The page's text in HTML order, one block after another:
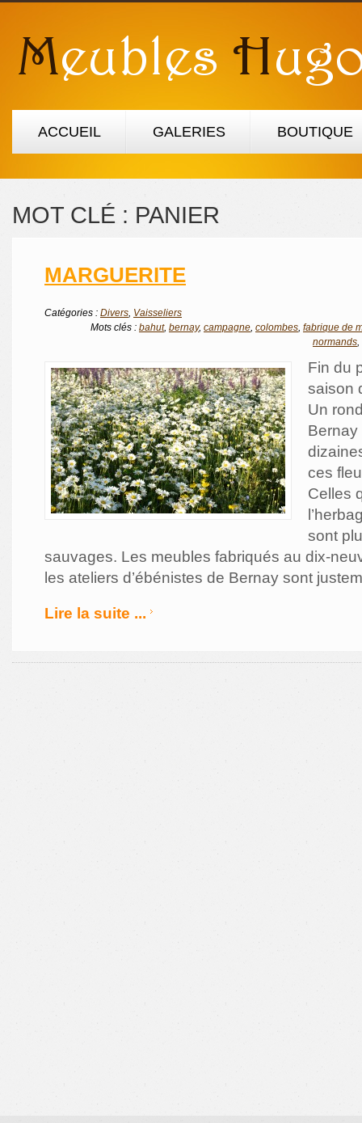
ACCUEIL GALERIES BOUTIQUE
MOT CLÉ : PANIER
MARGUERITE
Catégories : Divers, Vaisseliers
Mots clés : bahut, bernay, campagne, colombes, fabrique de
normands,
Fin du
saison
Un
Bernay
ces
Celles
sont
sauvages. Les meubles fabriqués au dix-
les ateliers d’ébénistes de Bernay sont
Lire la suite ...